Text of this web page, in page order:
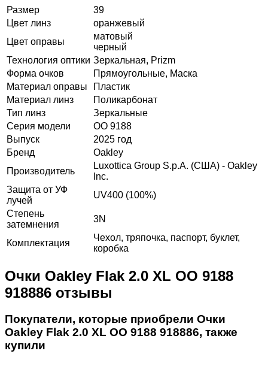
Размер
39
Цвет линз
оранжевый
Цвет оправы
матовый
черный
Технология оптики Зеркальная, Prizm
Форма очков
Прямоугольные, Маска
Материал оправы
Пластик
Материал линз
Поликарбонат
Тип линз
Зеркальные
Серия модели
OO 9188
Выпуск
2025 год
Бренд
Oakley
Производитель
Luxottica Group S.p.A. (США) - Oakley
Inc.
Защита от УФ
лучей
UV400 (100%)
Степень
затемнения
3N
Комплектация
Чехол, тряпочка, паспорт, буклет,
коробка
Очки Oakley Flak 2.0 XL OO 9188
918886 отзывы
Покупатели, которые приобрели Очки
Oakley Flak 2.0 XL OO 9188 918886, также
купили